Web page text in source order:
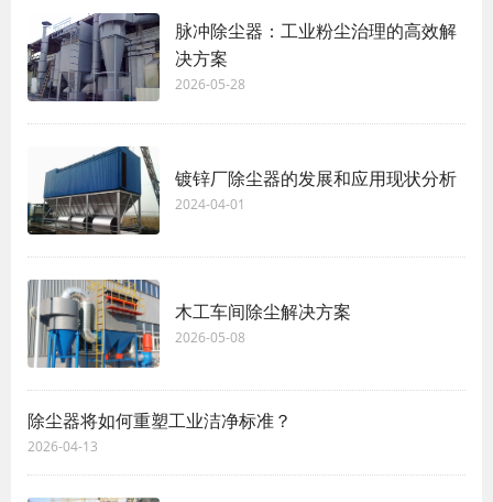
脉冲除尘器：工业粉尘治理的高效解
决方案
2026-05-28
镀锌厂除尘器的发展和应用现状分析
2024-04-01
木工车间除尘解决方案
2026-05-08
除尘器将如何重塑工业洁净标准？
2026-04-13